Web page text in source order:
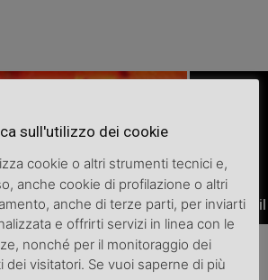
per stupire gli invitati
EVENTI
Il
sull'utilizzo dei cookie
cookie o altri strumenti tecnici e,
anche cookie di profilazione o altri
anche di terze parti, per inviarti
e offrirti servizi in linea con le
nonché per il monitoraggio dei
dei visitatori. Se vuoi saperne di più